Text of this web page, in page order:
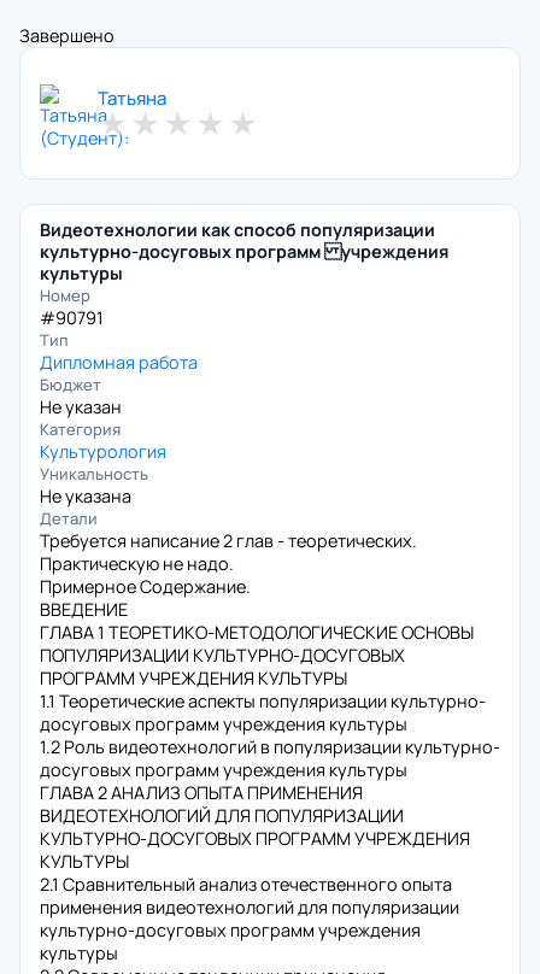
Завершено
Татьяна
★ ★ ★ ★ ★
Видеотехнологии как способ популяризации
культурно-досуговых программ учреждения
культуры
Номер
#90791
Тип
Дипломная работа
Бюджет
Не указан
Категория
Культурология
Уникальность
Не указана
Детали
Требуется написание 2 глав - теоретических.
Практическую не надо.
Примерное Содержание.
ВВЕДЕНИЕ
ГЛАВА 1 ТЕОРЕТИКО-МЕТОДОЛОГИЧЕСКИЕ ОСНОВЫ
ПОПУЛЯРИЗАЦИИ КУЛЬТУРНО-ДОСУГОВЫХ
ПРОГРАММ УЧРЕЖДЕНИЯ КУЛЬТУРЫ
1.1 Теоретические аспекты популяризации культурно-
досуговых программ учреждения культуры
1.2 Роль видеотехнологий в популяризации культурно-
досуговых программ учреждения культуры
ГЛАВА 2 АНАЛИЗ ОПЫТА ПРИМЕНЕНИЯ
ВИДЕОТЕХНОЛОГИЙ ДЛЯ ПОПУЛЯРИЗАЦИИ
КУЛЬТУРНО-ДОСУГОВЫХ ПРОГРАММ УЧРЕЖДЕНИЯ
КУЛЬТУРЫ
2.1 Сравнительный анализ отечественного опыта
применения видеотехнологий для популяризации
культурно-досуговых программ учреждения
культуры